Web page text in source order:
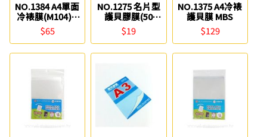
NO.1384 A4單面
冷裱膜(M104) 5
張入 MBS
$65
NO.1275 名片型
護貝膠膜(50
入)/OPP袋 MBS
$19
NO.1375 A4冷裱
護貝膜 MBS
$129